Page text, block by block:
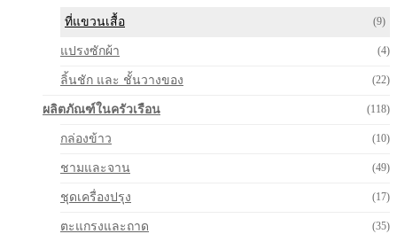
ที่แขวนเสื้อ (9)
แปรงซักผ้า (4)
ลิ้นชัก และ ชั้นวางของ (22)
ผลิตภัณฑ์ในครัวเรือน (118)
กล่องข้าว (10)
ชามและจาน (49)
ชุดเครื่องปรุง (17)
ตะแกรงและถาด (35)